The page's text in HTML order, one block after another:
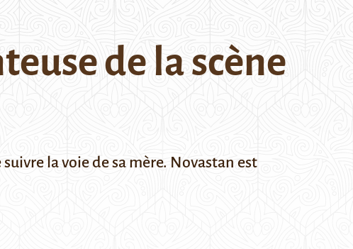
de la scène
la voie de sa mère. Novastan est